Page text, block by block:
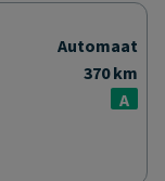
Automaat
370 km
A